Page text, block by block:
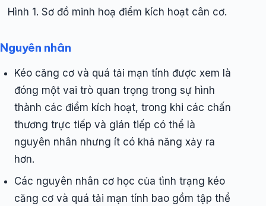
Hình 1. Sơ đồ minh hoạ điểm kích hoạt cân cơ.
Nguyên nhân
Kéo căng cơ và quá tải mạn tính được xem là
đóng một vai trò quan trọng trong sự hình
thành các điểm kích hoạt, trong khi các chấn
thương trực tiếp và gián tiếp có thể là
nguyên nhân nhưng ít có khả năng xảy ra
hơn.
Các nguyên nhân cơ học của tình trạng kéo
căng cơ và quá tải mạn tính bao gồm tập thể